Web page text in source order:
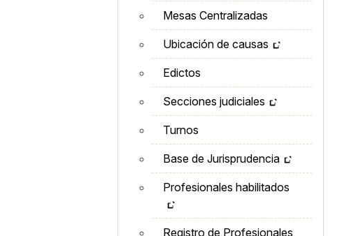
Mesas Centralizadas
Ubicación de causas
Edictos
Secciones judiciales
Turnos
Base de Jurisprudencia
Profesionales habilitados
Registro de Profesionales